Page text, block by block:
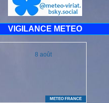
VIGILANCE METEO